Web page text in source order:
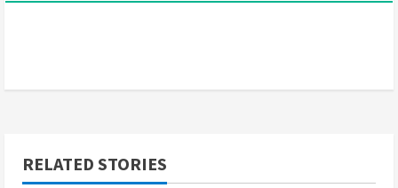
RELATED STORIES